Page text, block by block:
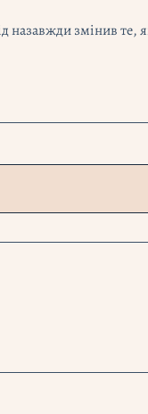
назавжди змінив те,